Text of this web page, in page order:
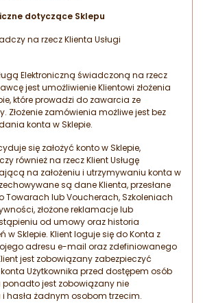
dotyczące Sklepu
na rzecz Klienta Usługi
Elektroniczną świadczoną na rzecz
jest umożliwienie Klientowi złożenia
które prowadzi do zawarcia ze
Złożenie zamówienia możliwe jest bez
konta w Sklepie.
się założyć konto w Sklepie,
również na rzecz Klient Usługę
na założeniu i utrzymywaniu konta w
są dane Klienta, przesłane
Towarach lub Voucherach, Szkoleniach
złożone reklamacje lub
od umowy oraz historia
w Sklepie. Klient loguje się do Konta z
adresu e-mail oraz zdefiniowanego
jest zobowiązany zabezpieczyć
Użytkownika przed dostępem osób
jest zobowiązany nie
hasła żadnym osobom trzecim.